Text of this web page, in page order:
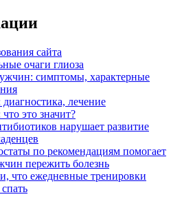
сайта
очаги глиоза
симптомы, характерные
лечение
это значит?
нарушает развитие
по рекомендациям помогает
пережить болезнь
что ежедневные тренировки